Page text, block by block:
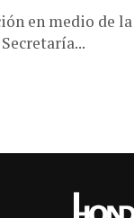
en medio de